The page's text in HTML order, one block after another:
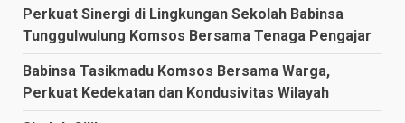
Perkuat Sinergi di Lingkungan Sekolah Babinsa
Tunggulwulung Komsos Bersama Tenaga Pengajar
Babinsa Tasikmadu Komsos Bersama Warga,
Perkuat Kedekatan dan Kondusivitas Wilayah